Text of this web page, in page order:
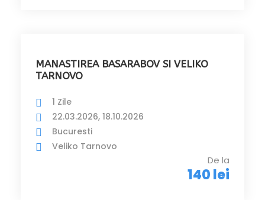
MANASTIREA BASARABOV SI VELIKO
TARNOVO
De la
140 lei
1 Zile
22.03.2026, 18.10.2026
Bucuresti
Veliko Tarnovo